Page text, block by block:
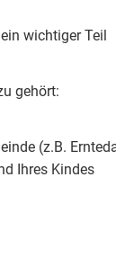
wichtiger Teil
gehört:
(z.B.
Ihres Kindes